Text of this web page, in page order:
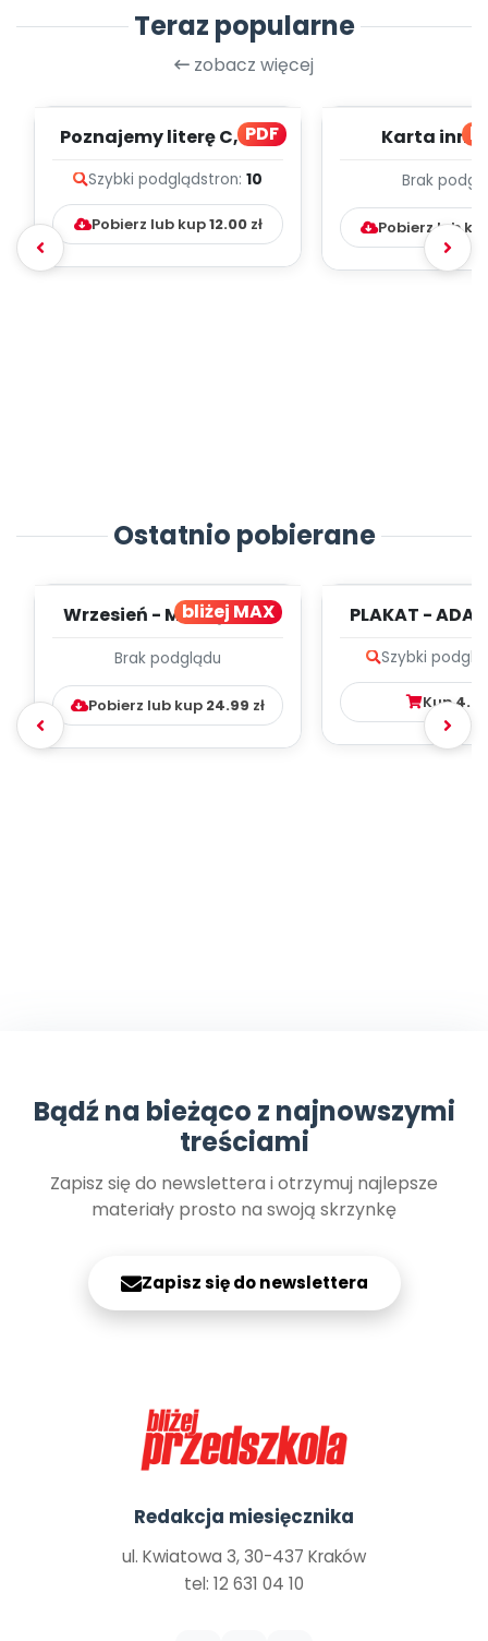
Teraz popularne
zobacz więcej
PDF
Poznajemy literę C, cz. 1
Szybki podglądstron: 10
Pobierz lub kup12.00zł
Karta
Brak
Pobierz lub
Ostatnio pobierane
bliżej MAX
Wrzesień - MIESIĘCZNY
WYCHOWAWCZO –
DYDAKTYC...
Brak podglądu
Pobierz lub kup 24.99 zł
PLAKAT -
Szybki
Kup
Bądź na bieżąco z najnowszymi
treściami
Zapisz się do newslettera i otrzymuj najlepsze
materiały prosto na swoją skrzynkę
Zapisz się do newslettera
Redakcja miesięcznika
ul. Kwiatowa 3, 30-437 Kraków
tel: 12 631 04 10